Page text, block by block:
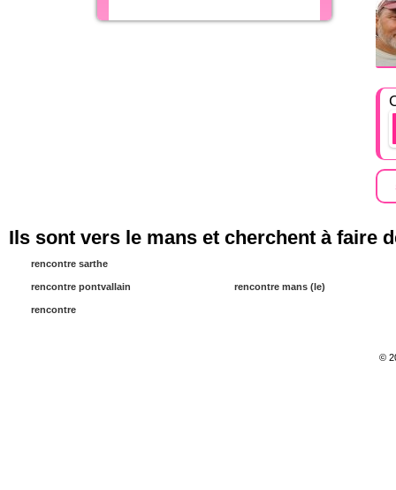
Ils sont vers le mans et cherchent à faire
rencontre sarthe
rencontre pontvallain rencontre mans (le)
rencontre
©